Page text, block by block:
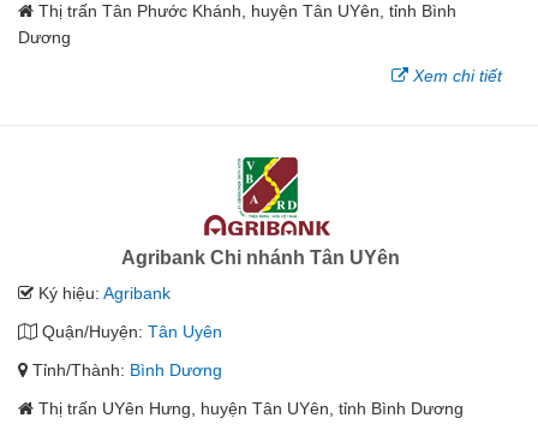
Thị trấn Tân Phước Khánh, huyện Tân UYên, tỉnh Bình
Dương
Xem chi tiết
Agribank Chi nhánh Tân UYên
Ký hiệu: Agribank
Quận/Huyện: Tân Uyên
Tỉnh/Thành: Bình Dương
Thị trấn UYên Hưng, huyện Tân UYên, tỉnh Bình Dương